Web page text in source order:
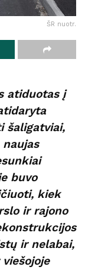
ŠR nuotr.
atiduotas į
šaligatviai,
buvo
kiek
ir rajono
ir nelabai,